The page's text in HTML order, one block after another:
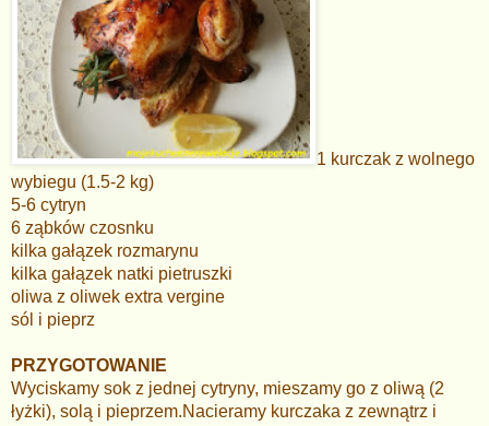
1 kurczak z wolnego
wybiegu (1.5-2 kg)
5-6 cytryn
6 ząbków czosnku
kilka gałązek rozmarynu
kilka gałązek natki pietruszki
oliwa z oliwek extra vergine
sól i pieprz
PRZYGOTOWANIE
Wyciskamy sok z jednej cytryny, mieszamy go z oliwą (2
łyżki), solą i pieprzem.Nacieramy kurczaka z zewnątrz i